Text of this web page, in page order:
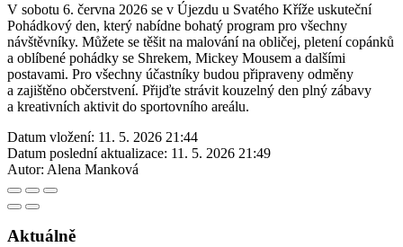
V sobotu 6. června 2026 se v Újezdu u Svatého Kříže uskuteční
Pohádkový den, který nabídne bohatý program pro všechny
návštěvníky. Můžete se těšit na malování na obličej, pletení copánků
a oblíbené pohádky se Shrekem, Mickey Mousem a dalšími
postavami. Pro všechny účastníky budou připraveny odměny
a zajištěno občerstvení. Přijďte strávit kouzelný den plný zábavy
a kreativních aktivit do sportovního areálu.
Datum vložení: 11. 5. 2026 21:44
Datum poslední aktualizace: 11. 5. 2026 21:49
Autor: Alena Manková
Aktuálně